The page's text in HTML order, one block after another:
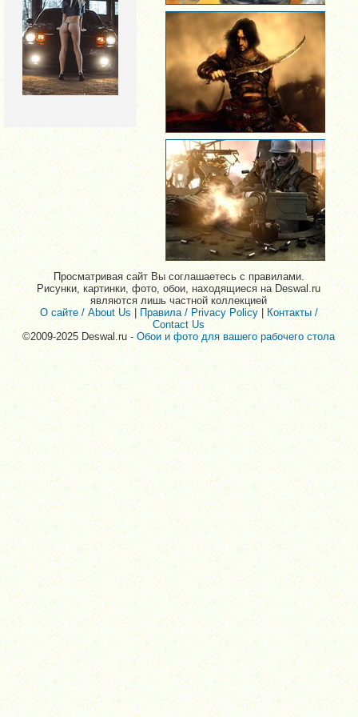
Просматривая сайт Вы соглашаетесь с правилами.
Рисунки, картинки, фото, обои, находящиеся на Deswal.ru
являются лишь частной коллекцией
О сайте / About Us
Правила / Privacy Policy| Контакты /
Contact Us
©2009-2025 Deswal.ru -Обои и фото для вашего рабочего стола